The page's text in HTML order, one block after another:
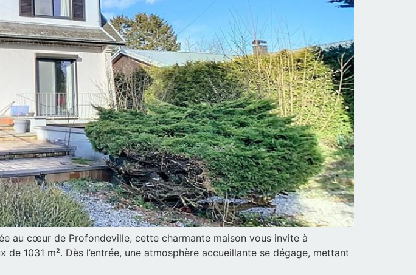
au cœur de Profondeville, cette charmante maison vous invite à
1031 m². Dès l’entrée, une atmosphère accueillante se dégage, mettant